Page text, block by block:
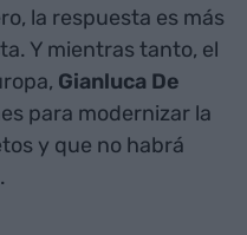
la respuesta es más
Y mientras tanto, el
Gianluca De
para modernizar la
y que no habrá